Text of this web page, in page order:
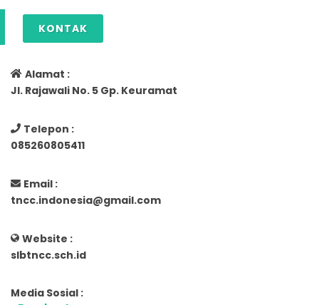
KONTAK
Alamat :
Jl. Rajawali No. 5 Gp. Keuramat
Telepon :
085260805411
Email :
tncc.indonesia@gmail.com
Website :
slbtncc.sch.id
Media Sosial :